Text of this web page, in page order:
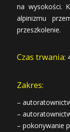
na wysokości.
alpinizmu
przeszkolenie.
Czas trwania:
Zakres:
–
–
– pokonywanie